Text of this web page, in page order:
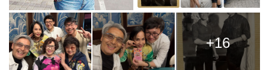
+16